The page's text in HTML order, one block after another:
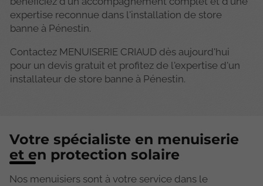
expertise reconnue dans l'installation de store
banne à Pénestin.
Contactez MENUISERIE CRIAUD dès aujourd'hui
pour un devis gratuit et profitez de l'expertise d'un
installateur de store banne à Pénestin.
Votre spécialiste en menuiserie
et en protection solaire
Nos menuisiers sont à votre service dans le